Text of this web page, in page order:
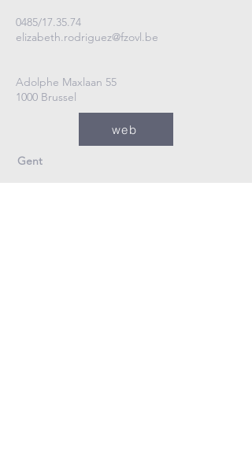
0485/17.35.74
elizabeth.rodriguez@fzovl.be
Adolphe Maxlaan 55
1000 Brussel
web
Gent